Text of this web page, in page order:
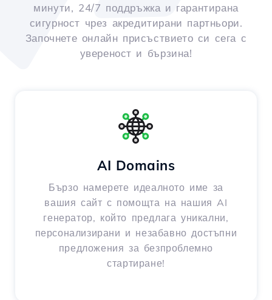
минути, 24/7 поддръжка и гарантирана
сигурност чрез акредитирани партньори.
Започнете онлайн присъствието си сега с
увереност и бързина!
AI Domains
Бързо намерете идеалното име за
вашия сайт с помощта на нашия AI
генератор, който предлага уникални,
персонализирани и незабавно достъпни
предложения за безпроблемно
стартиране!